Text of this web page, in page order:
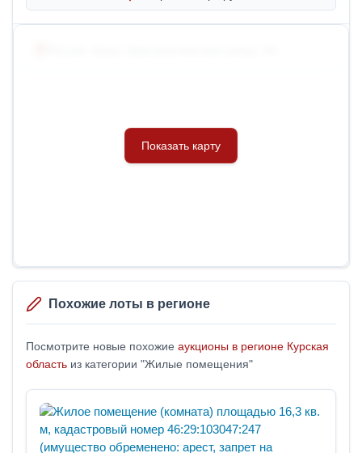
Похожие лоты в регионе
Посмотрите новые похожие аукционы в регионе Курская
область из категории "Жилые помещения"